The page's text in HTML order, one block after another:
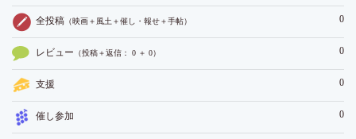
全投稿 （映画＋風土＋催し・報せ＋手帖） 0
レビュー （投稿＋返信： 0 ＋ 0） 0
支援 0
催し参加 0